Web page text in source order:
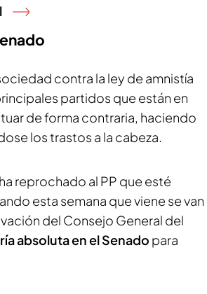
contra la ley de amnistía
partidos que están en
de forma contraria, haciendo
los trastos a la cabeza.
reprochado al PP que esté
esta semana que viene se van
del Consejo General del
absoluta en el Senado para